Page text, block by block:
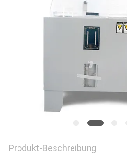
Produkt-Beschreibung